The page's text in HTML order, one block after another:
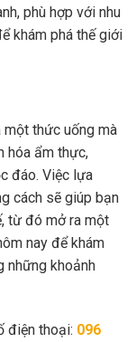
phù hợp với nhu
khám phá thế giới
một thức uống mà
hóa ẩm thực,
đáo. Việc lựa
cách sẽ giúp bạn
từ đó mở ra một
nay để khám
những khoảnh
điện thoại: 096